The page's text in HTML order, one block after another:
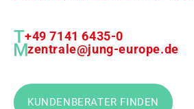
+49 7141 6435-0
zentrale@jung-europe.de
KUNDENBERATER FINDEN